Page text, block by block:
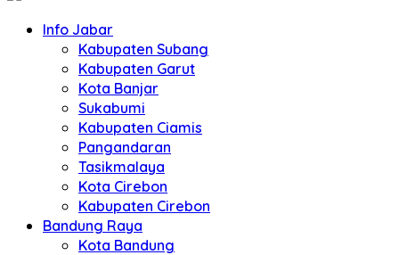
Info Jabar
Kabupaten Subang
Kabupaten Garut
Kota Banjar
Sukabumi
Kabupaten Ciamis
Pangandaran
Tasikmalaya
Kota Cirebon
Kabupaten Cirebon
Bandung Raya
Kota Bandung